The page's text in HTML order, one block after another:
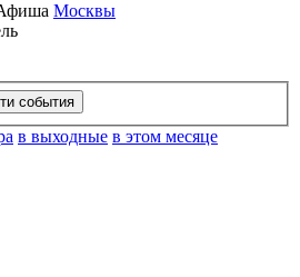
Москвы
в выходные в этом месяце